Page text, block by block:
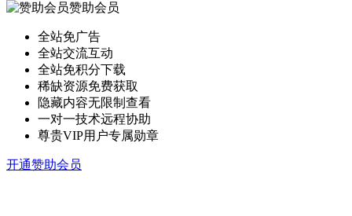
赞助会员
全站免广告
全站交流互动
全站免积分下载
稀缺资源免费获取
隐藏内容无限制查看
一对一技术远程协助
尊贵VIP用户专属勋章
开通赞助会员